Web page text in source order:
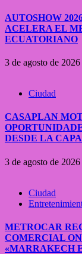
AUTOSHOW
ACELERA EL
ECUATORIANO
3 de agosto de 2026
Ciudad
CASAPLAN
DESDE LA
3 de agosto de 2026
Ciudad
METROCAR
COMERCIAL
«MARRAKECH